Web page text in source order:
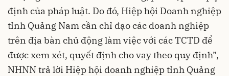
định của pháp luật. Do đó, Hiệp hội Doanh nghiệp
tỉnh Quảng Nam cần chỉ đạo các doanh nghiệp
trên địa bàn chủ động làm việc với các TCTD để
được xem xét, quyết định cho vay theo quy định”,
NHNN trả lời Hiệp hội doanh nghiệp tỉnh Quảng